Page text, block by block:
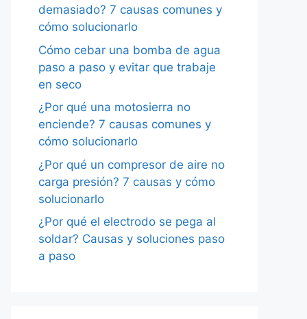
demasiado? 7 causas comunes y
cómo solucionarlo
Cómo cebar una bomba de agua
paso a paso y evitar que trabaje
en seco
¿Por qué una motosierra no
enciende? 7 causas comunes y
cómo solucionarlo
¿Por qué un compresor de aire no
carga presión? 7 causas y cómo
solucionarlo
¿Por qué el electrodo se pega al
soldar? Causas y soluciones paso
a paso